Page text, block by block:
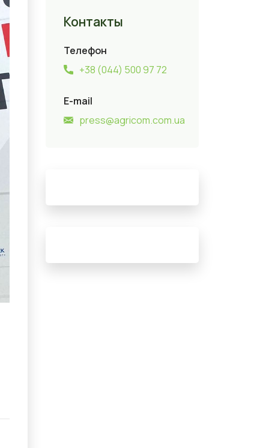
Контакты
Телефон
+38 (044) 500 97 72
E-mail
press@agricom.com.ua